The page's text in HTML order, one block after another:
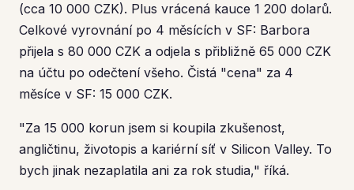
(cca 10 000 CZK). Plus vrácená kauce 1 200 dolarů.
Celkové vyrovnání po 4 měsících v SF: Barbora
přijela s 80 000 CZK a odjela s přibližně 65 000 CZK
na účtu po odečtení všeho. Čistá "cena" za 4
měsíce v SF: 15 000 CZK.
"Za 15 000 korun jsem si koupila zkušenost,
angličtinu, životopis a kariérní síť v Silicon Valley. To
bych jinak nezaplatila ani za rok studia," říká.